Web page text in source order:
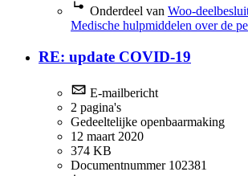
Onderdeel van Woo-
Medische hulpmiddelen over de
RE: update COVID-19
E-mailbericht
2 pagina's
Gedeeltelijke openbaarmaking
12 maart 2020
374 KB
Documentnummer 102381